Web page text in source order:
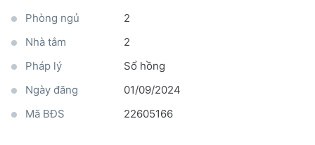
Phòng ngủ
2
Nhà tắm
2
Pháp lý
Sổ hồng
Ngày đăng
01/09/2024
Mã BĐS
22605166